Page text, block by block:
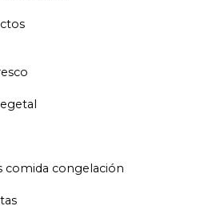
comida congelación